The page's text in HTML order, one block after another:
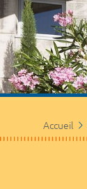
Accueil